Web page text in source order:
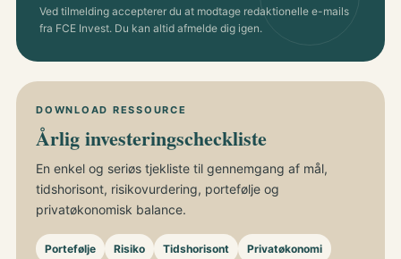
Ved tilmelding accepterer du at modtage redaktionelle e-mails
fra FCE Invest. Du kan altid afmelde dig igen.
DOWNLOAD RESSOURCE
Årlig investeringscheckliste
En enkel og seriøs tjekliste til gennemgang af mål,
tidshorisont, risikovurdering, portefølje og
privatøkonomisk balance.
Portefølje Risiko Tidshorisont Privatøkonomi